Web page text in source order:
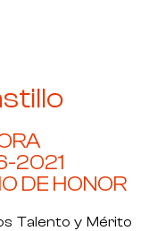
2021
DE HONOR
Talento y Mérito